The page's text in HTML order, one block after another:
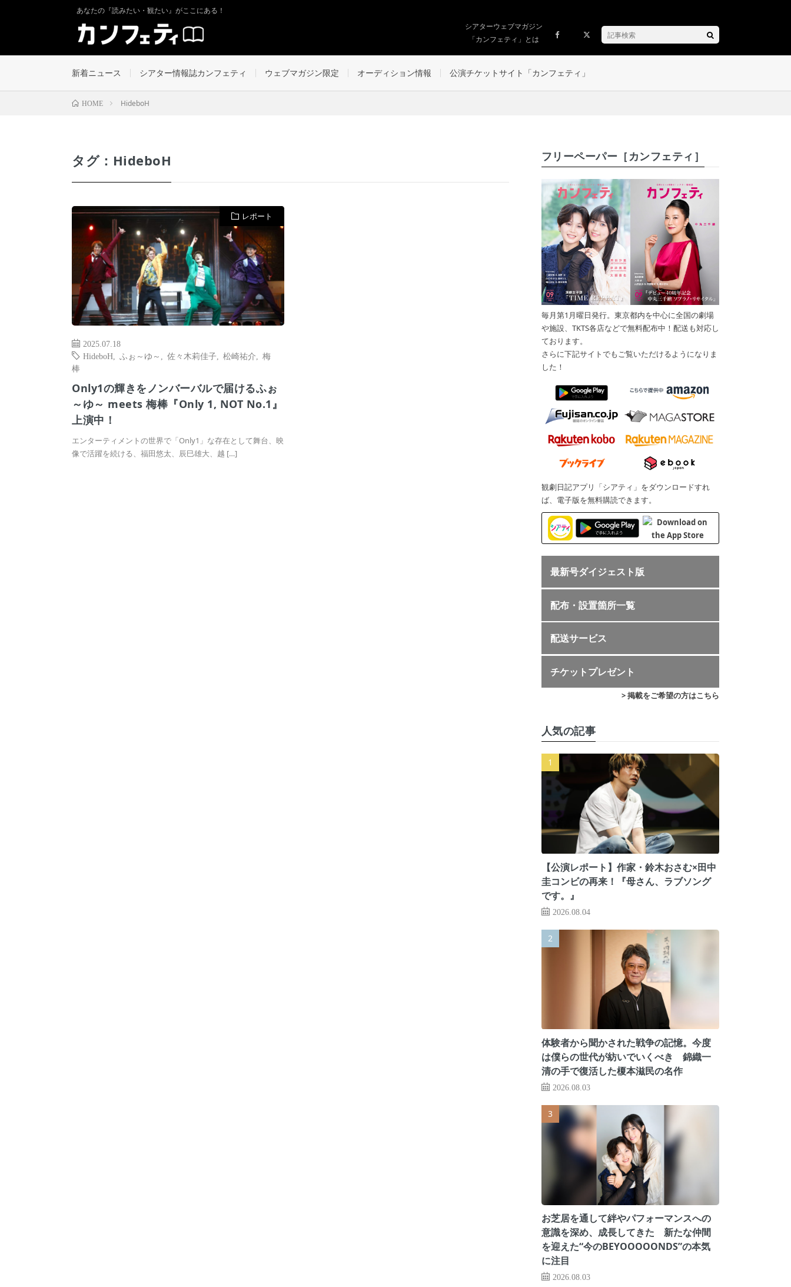
あなたの『読みたい・観たい』がここにある！
シアターウェブマガジン
「カンフェティ」とは
新着ニュース シアター情報誌カンフェティ ウェブマガジン限定 オーディション情報 公演チケットサイト「カンフェティ」
HOME HideboH
タグ：HideboH
レポート
2025.07.18
HideboH
ふぉ～ゆ～ 佐々木莉佳子 松崎祐介
梅
棒
Only1の輝きをノンバーバルで届けるふぉ
～ゆ～ meets 梅棒『Only 1, NOT No.1』
上演中！
エンターティメントの世界で「Only1」な存在として舞台、映
像で活躍を続ける、福田悠太、辰巳雄大、越 […]
フリーペーパー［カンフェティ］
毎月第1月曜日発行。東京都内を中心に全国の劇場
や施設、TKTS各店などで無料配布中！配送も対応し
ております。
さらに下記サイトでもご覧いただけるようになりま
した！
観劇日記アプリ「シアティ」をダウンロードすれ
ば、電子版を無料購読できます。
最新号ダイジェスト版
配布・設置箇所一覧
配送サービス
チケットプレゼント
> 掲載をご希望の方はこちら
人気の記事
【公演レポート】作家・鈴木おさむ×田中
圭コンビの再来！『母さん、ラブソング
です。』
2026.08.04
体験者から聞かされた戦争の記憶。今度
は僕らの世代が紡いでいくべき 錦織一
清の手で復活した榎本滋民の名作
2026.08.03
お芝居を通して絆やパフォーマンスへの
意識を深め、成長してきた 新たな仲間
を迎えた“今のBEYOOOOONDS”の本気
に注目
2026.08.03